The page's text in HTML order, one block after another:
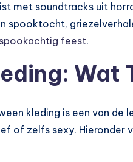
met soundtracks uit
spooktocht,
feest.
Wat
kleding is een van de
of zelfs sexy. Hieronder